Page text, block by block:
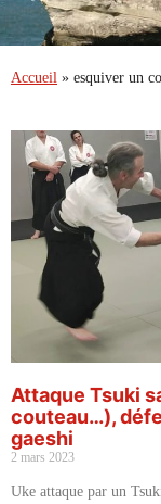
Accueil » esquiver un
Attaque Tsuki
couteau…),
gaeshi
2 mars 2023
Uke attaque par un